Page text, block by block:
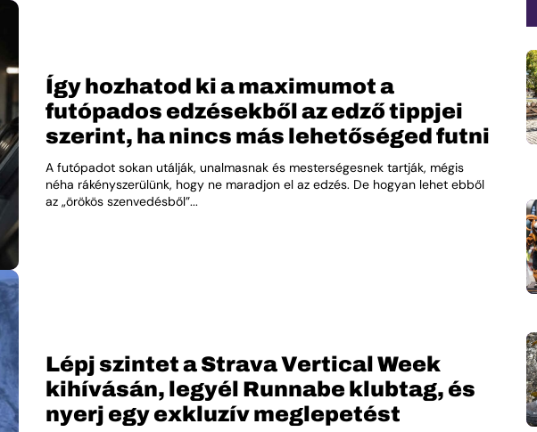
Így hozhatod ki a maximumot a
futópados edzésekből az edző tippjei
szerint, ha nincs más lehetőséged futni
A futópadot sokan utálják, unalmasnak és mesterségesnek tartják, mégis
néha rákényszerülünk, hogy ne maradjon el az edzés. De hogyan lehet ebből
az „örökös szenvedésből”...
Lépj szintet a Strava Vertical Week
kihívásán, legyél Runnabe klubtag, és
nyerj egy exkluzív meglepetést